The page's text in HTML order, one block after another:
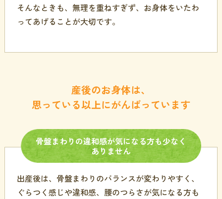
そんなときも、無理を重ねすぎず、お身体をいたわ
ってあげることが大切です。
産後のお身体は、
思っている以上にがんばっています
骨盤まわりの違和感が気になる方も少なく
ありません
出産後は、骨盤まわりのバランスが変わりやすく、
ぐらつく感じや違和感、腰のつらさが気になる方も